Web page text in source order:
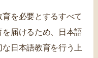
を必要とするすべて
届けるため、日本語
日本語教育を行う上